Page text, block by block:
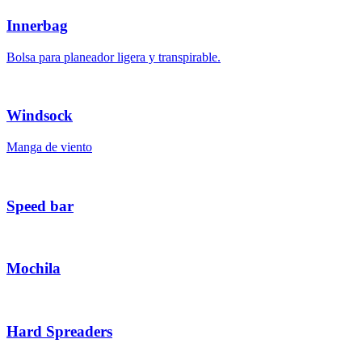
Innerbag
Bolsa para planeador ligera y transpirable.
Windsock
Manga de viento
Speed bar
Mochila
Hard Spreaders